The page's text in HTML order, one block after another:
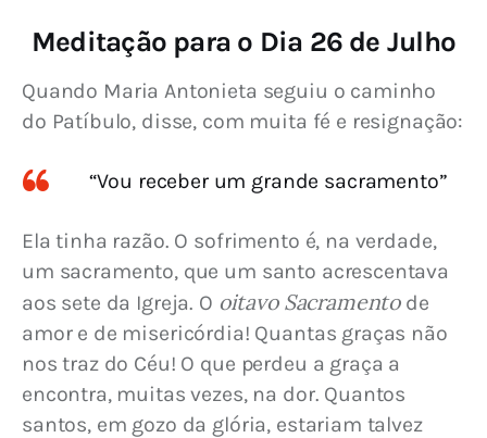
Meditação para o Dia 26 de Julho
Quando Maria Antonieta seguiu o caminho
do Patíbulo, disse, com muita fé e resignação:
“Vou receber um grande sacramento”
Ela tinha razão. O sofrimento é, na verdade,
um sacramento, que um santo acrescentava
aos sete da Igreja. O oitavo Sacramento de
amor e de misericórdia! Quantas graças não
nos traz do Céu! O que perdeu a graça a
encontra, muitas vezes, na dor. Quantos
santos, em gozo da glória, estariam talvez